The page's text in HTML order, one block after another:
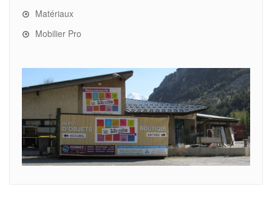
Matériaux
Mobilier Pro